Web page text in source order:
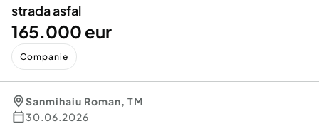
strada asfal
165.000 eur
Companie
Sanmihaiu Roman, TM
30.06.2026